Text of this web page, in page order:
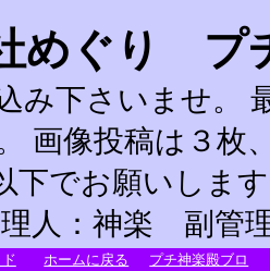
めぐり プ
み下さいませ。
画像投稿は３枚
下でお願いしま
人：神楽 副管
ホームに戻る
プチ神楽殿ブロ